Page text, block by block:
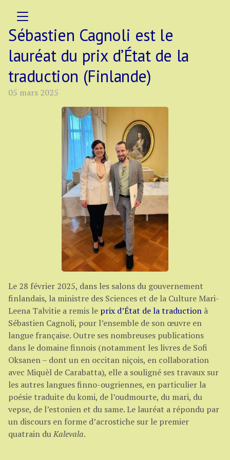
Sébastien Cagnoli est le
lauréat du prix d’État de la
traduction (Finlande)
05 mars 2025
Le 28 février 2025, dans les salons du gouvernement
finlandais, la ministre des Sciences et de la Culture Mari-
Leena Talvitie a remis le prix d’État de la traduction à
Sébastien Cagnoli, pour l’ensemble de son œuvre en
langue française. Outre ses nombreuses publications
dans le domaine finnois (notamment les livres de Sofi
Oksanen – dont un en occitan niçois, en collaboration
avec Miquèl de Carabatta), elle a souligné ses travaux sur
les autres langues finno-ougriennes, en particulier la
poésie traduite du komi, de l’oudmourte, du mari, du
vepse, de l’estonien et du same. Le lauréat a répondu par
un discours en forme d’acrostiche sur le premier
quatrain duKalevala.